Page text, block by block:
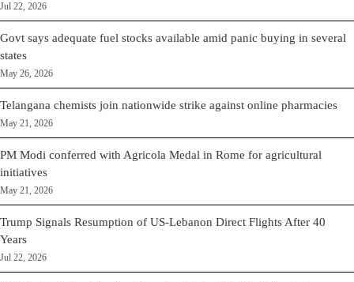
Jul 22, 2026
Govt says adequate fuel stocks available amid panic buying in several
states
May 26, 2026
Telangana chemists join nationwide strike against online pharmacies
May 21, 2026
PM Modi conferred with Agricola Medal in Rome for agricultural
initiatives
May 21, 2026
Trump Signals Resumption of US-Lebanon Direct Flights After 40
Years
Jul 22, 2026